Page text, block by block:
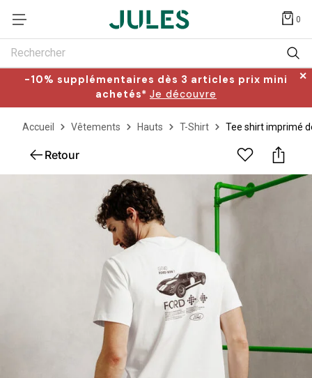
0
Rechercher
-10% supplémentaires dès 3 articles prix mini
achetés* Je découvre
✕
Accueil Vêtements Hauts T-Shirt Tee shirt imprimé
Retour